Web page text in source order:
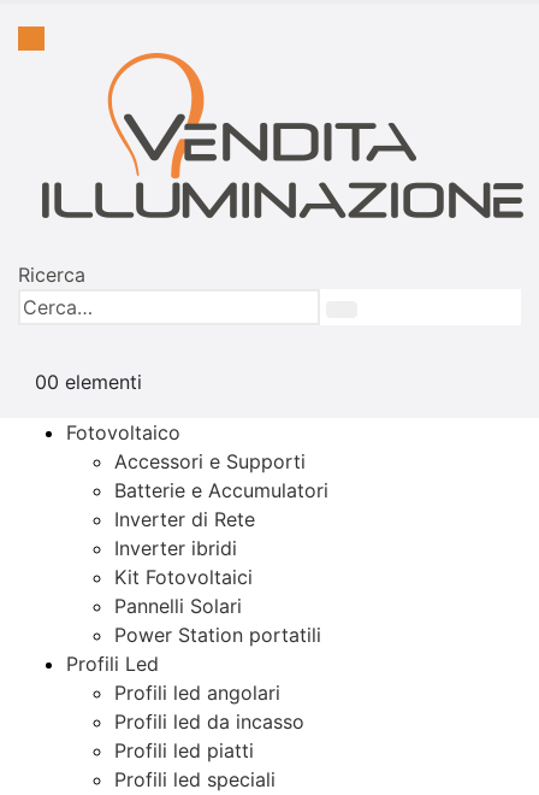
Ricerca
00 elementi
Fotovoltaico
Accessori e Supporti
Batterie e Accumulatori
Inverter di Rete
Inverter ibridi
Kit Fotovoltaici
Pannelli Solari
Power Station portatili
Profili Led
Profili led angolari
Profili led da incasso
Profili led piatti
Profili led speciali